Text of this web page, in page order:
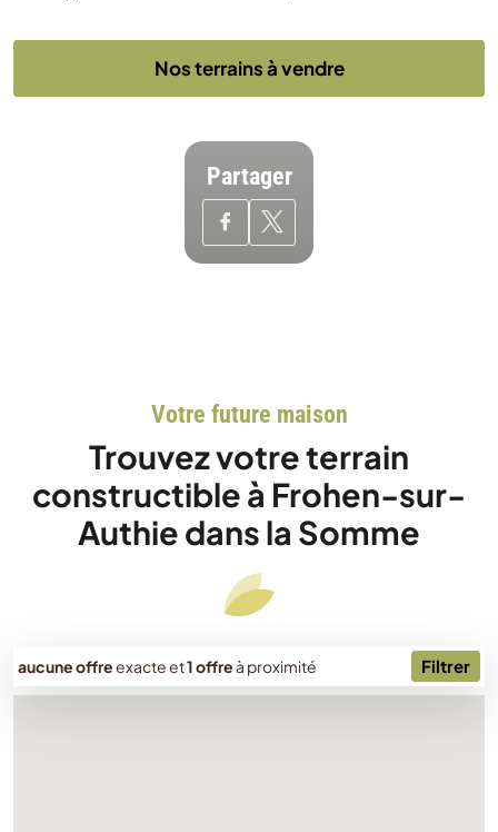
Nos terrains à vendre
Partager
Votre future maison
Trouvez votre terrain
constructible à Frohen-sur-
Authie dans la Somme
aucune offreexacteet1 offreà proximité Filtrer